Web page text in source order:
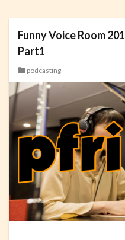
Funny Voice Room
Part1
podcasting